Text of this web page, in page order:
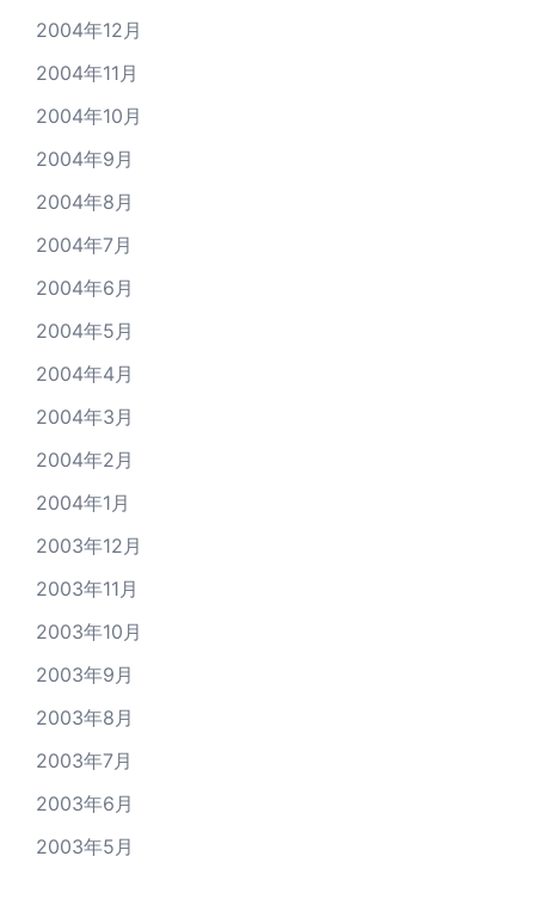
2004年12月
2004年11月
2004年10月
2004年9月
2004年8月
2004年7月
2004年6月
2004年5月
2004年4月
2004年3月
2004年2月
2004年1月
2003年12月
2003年11月
2003年10月
2003年9月
2003年8月
2003年7月
2003年6月
2003年5月